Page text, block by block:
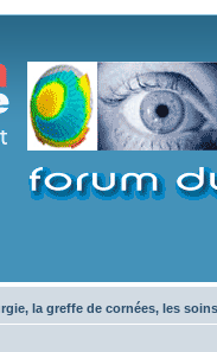
la greffe de cornées, les